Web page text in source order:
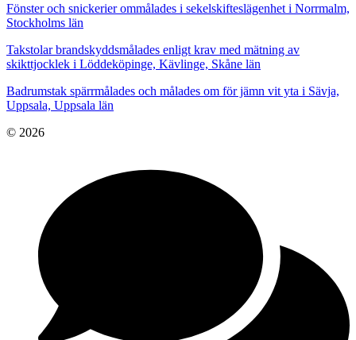
Fönster och snickerier ommålades i sekelskifteslägenhet i Norrmalm,
Stockholms län
Takstolar brandskyddsmålades enligt krav med mätning av
skikttjocklek i Löddeköpinge, Kävlinge, Skåne län
Badrumstak spärrmålades och målades om för jämn vit yta i Sävja,
Uppsala, Uppsala län
© 2026